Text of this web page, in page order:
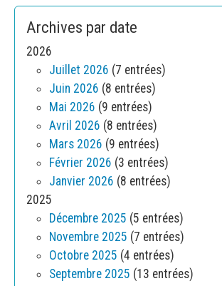
Archives par date
2026
Juillet 2026 (7 entrées)
Juin 2026 (8 entrées)
Mai 2026 (9 entrées)
Avril 2026 (8 entrées)
Mars 2026 (9 entrées)
Février 2026 (3 entrées)
Janvier 2026 (8 entrées)
2025
Décembre 2025 (5 entrées)
Novembre 2025 (7 entrées)
Octobre 2025 (4 entrées)
Septembre 2025 (13 entrées)